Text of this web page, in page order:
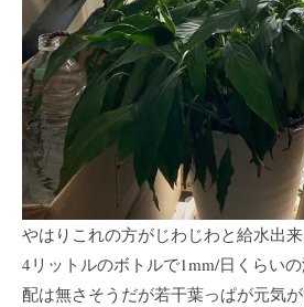
やはりこれの方がじわじわと給水出来
4リットルのボトルで1mm/日くらい
配は無さそうだが若干葉っぱが元気